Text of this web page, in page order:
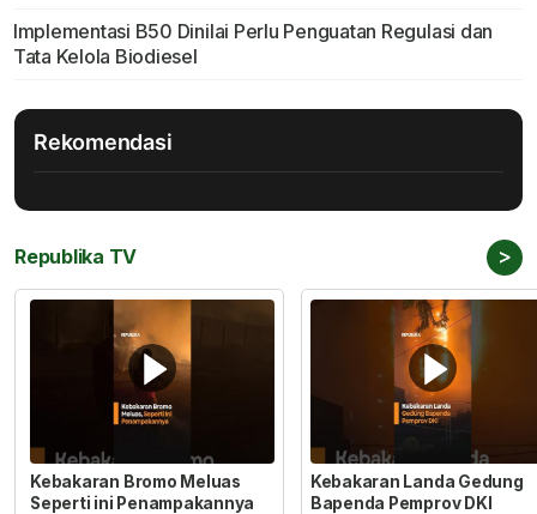
Implementasi B50 Dinilai Perlu Penguatan Regulasi dan
Tata Kelola Biodiesel
Rekomendasi
Republika TV >
Kebakaran Bromo Meluas
Seperti ini Penampakannya
Kebakaran Landa Gedung
Bapenda Pemprov DKI